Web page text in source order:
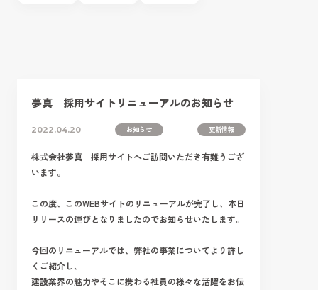
夢真 採用サイトリニューアルのお知らせ
2022.04.20 お知らせ 更新情報
株式会社夢真 採用サイトへご訪問いただき有難うござ
います。
この度、このWEBサイトのリニューアルが完了し、本日
リリースの運びとなりましたのでお知らせいたします。
今回のリニューアルでは、弊社の事業についてより詳し
くご紹介し、
建設業界の魅力やそこに携わる社員の様々な活躍をお伝